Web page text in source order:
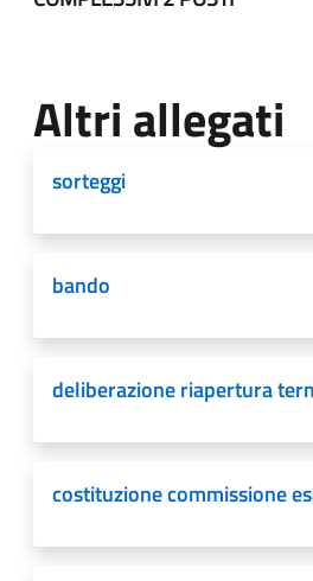
Altri allegati
sorteggi
bando
deliberazione riapertura
costituzione commissione